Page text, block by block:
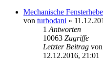
Mechanische
von turbodani »
1 Antworten
10063 Zugriffe
Letzter Beitrag von
12.12.2016, 21:01